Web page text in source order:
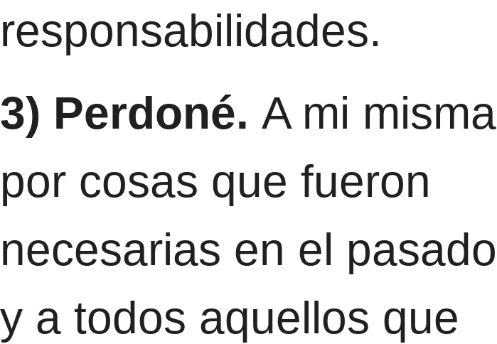
responsabilidades.
3) Perdoné. A mi misma
por cosas que fueron
necesarias en el pasado
y a todos aquellos que